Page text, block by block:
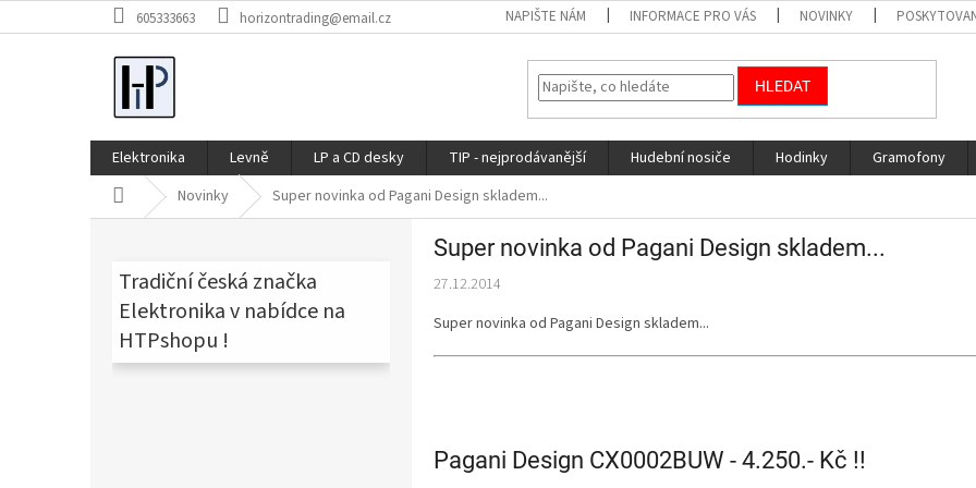
na
605333663 horizontrading@email.cz NAPIŠTE NÁM INFORMACE PRO VÁS NOVINKY
HLEDAT
Elektronika Levně LP a CD desky TIP - nejprodávanější Hudební nosiče Hodinky Gramofony
Domů Novinky Super novinka od Pagani Design skladem...
Tradiční česká značka
Elektronika v nabídce na
HTPshopu !
Super novinka od Pagani Design skladem...
27.12.2014
Super novinka od Pagani Design skladem...
Pagani Design CX0002BUW - 4.250.- Kč !!